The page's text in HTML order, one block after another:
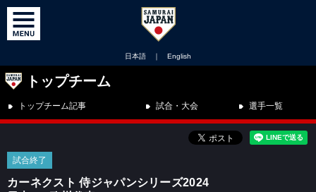
日本語 ｜ English
トップチーム
トップチーム記事 試合・大会 選手一覧
試合終了
カーネクスト 侍ジャパンシリーズ2024